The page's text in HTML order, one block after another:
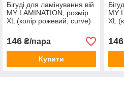
Бігуді для ламінування вій
MY LAMINATION, розмір
XL (колір рожевий, curve)
146₴/пара
Купити
MY
XL
146